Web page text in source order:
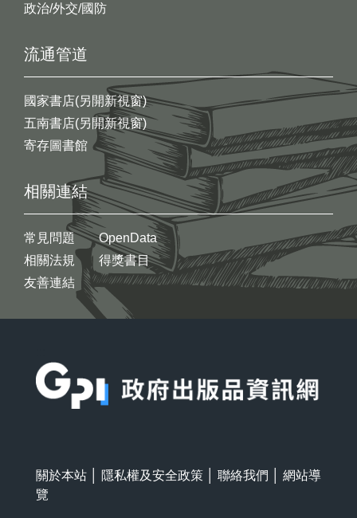
政治/外交/國防
流通管道
國家書店(另開新視窗)
五南書店(另開新視窗)
寄存圖書館
相關連結
常見問題
相關法規
友善連結
OpenData
得獎書目
關於本站 隱私權及安全政策 聯絡我們
網站導
覽